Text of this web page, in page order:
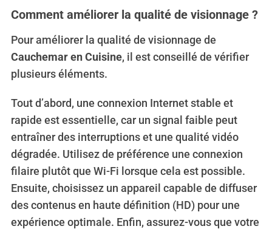
Comment améliorer la qualité de visionnage ?
Pour améliorer la qualité de visionnage de
Cauchemar en Cuisine, il est conseillé de vérifier
plusieurs éléments.
Tout d’abord, une connexion Internet stable et
rapide est essentielle, car un signal faible peut
entraîner des interruptions et une qualité vidéo
dégradée. Utilisez de préférence une connexion
filaire plutôt que Wi-Fi lorsque cela est possible.
Ensuite, choisissez un appareil capable de diffuser
des contenus en haute définition (HD) pour une
expérience optimale. Enfin, assurez-vous que votre